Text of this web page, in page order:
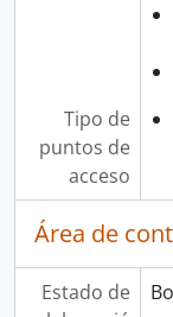
Tipo de
puntos de
acceso
Área de
Estado de